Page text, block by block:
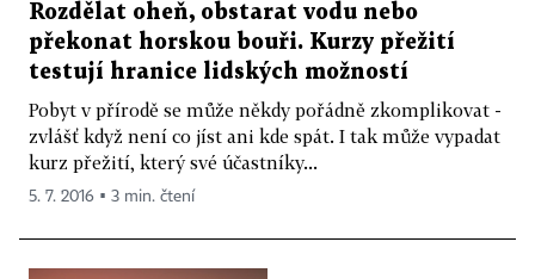
Rozdělat oheň, obstarat vodu nebo
překonat horskou bouři. Kurzy přežití
testují hranice lidských možností
Pobyt v přírodě se může někdy pořádně zkomplikovat -
zvlášť když není co jíst ani kde spát. I tak může vypadat
kurz přežití, který své účastníky...
5. 7. 2016 ▪ 3 min. čtení